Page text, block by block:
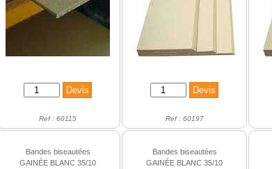
Ref : 60115 Ref : 60197
Bandes biseautées
GAINÉE BLANC 35/10
Bandes biseautées
GAINÉE BLANC 35/10